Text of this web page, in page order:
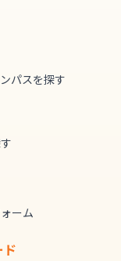
パスを探す
ーム
ド